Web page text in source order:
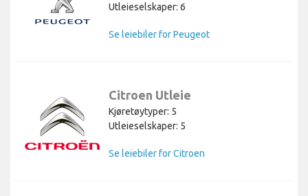
Utleieselskaper: 6
Se leiebiler for Peugeot
Citroen Utleie
Kjøretøytyper: 5
Utleieselskaper: 5
Se leiebiler for Citroen